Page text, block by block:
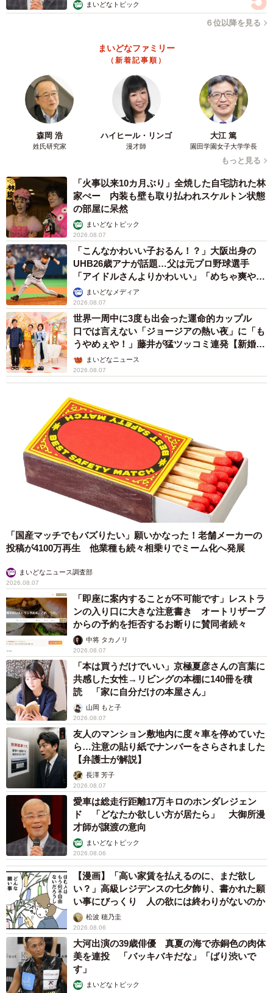
まいどなトピック
６位以降を見る
まいどなファミリー
（新着記事順）
森岡 浩
姓氏研究家
ハイヒール・リンゴ
漫才師
大江 篤
園田学園女子大学学長
もっと見る
「火事以来10カ月ぶり」全焼した自宅訪れた林
家ぺー 内装も壁も取り払われスケルトン状態
の部屋に呆然
まいどなトピック
2026.08.07
「こんなかわいい子おるん！？」大阪出身の
UHB26歳アナが話題…父は元プロ野球選手
「アイドルさんよりかわいい」「めちゃ爽や
か」まいどなメディア
2026.08.07
世界一周中に3度も出会った運命的カップル
口では言えない「ジョージアの熱い夜」に「も
うやめぇや！」藤井が猛ツッコミ連発【新婚さ
ん】まいどなニュース
2026.08.07
「国産マッチでもバズりたい」願いかなった！老舗メーカーの
投稿が4100万再生 他業種も続々相乗りでミーム化へ発展
まいどなニュース調査部
2026.08.07
「即座に案内することが不可能です」レストラ
ンの入り口に大きな注意書き オートリザーブ
からの予約を拒否するお断りに賛同者続々
中将 タカノリ
2026.08.07
「本は買うだけでいい」京極夏彦さんの言葉に
共感した女性→リビングの本棚に140冊を積
読 「家に自分だけの本屋さん」
山岡 もと子
2026.08.07
友人のマンション敷地内に度々車を停めていた
ら…注意の貼り紙でナンバーをさらされました
【弁護士が解説】
長澤 芳子
2026.08.07
愛車は総走行距離17万キロのホンダレジェン
ド 「どなたか欲しい方が居たら」 大御所漫
才師が譲渡の意向
まいどなトピック
2026.08.06
【漫画】「高い家賃を払えるのに、まだ欲し
い？」高級レジデンスの七夕飾り、書かれた願
い事にびっくり 人の欲には終わりがないのか
松波 穂乃圭
2026.08.06
大河出演の39歳俳優 真夏の海で赤銅色の肉体
美を連投 「バッキバキだな」「ばり渋いで
す」
まいどなトピック